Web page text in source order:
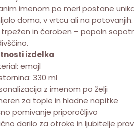
imenom po meri postane
doma, v vrtcu ali na potovanjih.
trpežen in čaroben – popoln
izdelka
emajl
330 ml
z imenom po želji
za tople in hladne napitke
pomivanje priporočljivo
darilo za otroke in ljubitelje